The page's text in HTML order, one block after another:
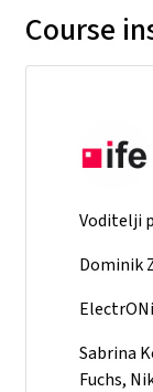
Course
Voditelji
Dominik
Sabrina
Fuchs,